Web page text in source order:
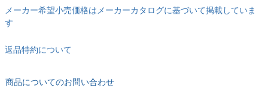
メーカー希望小売価格はメーカーカタログに基づいて掲載していま
す
返品特約について
商品についてのお問い合わせ